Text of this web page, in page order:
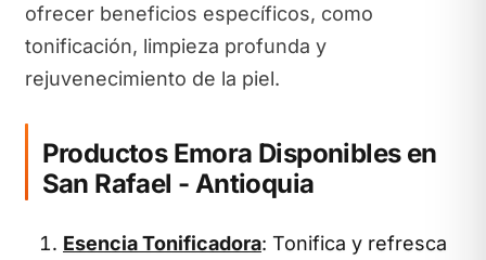
ofrecer beneficios específicos, como
tonificación, limpieza profunda y
rejuvenecimiento de la piel.
Productos Emora Disponibles en
San Rafael - Antioquia
Esencia Tonificadora: Tonifica y refresca